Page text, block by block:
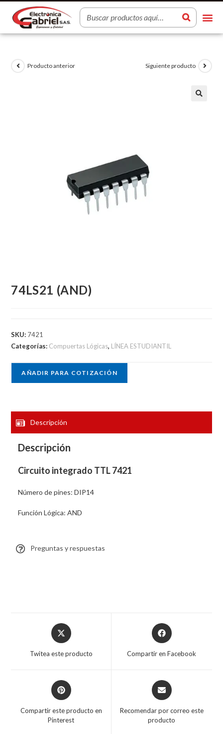
Producto anterior Siguiente producto
74LS21 (AND)
SKU: 7421
Categorías: Compuertas Lógicas, LÍNEA ESTUDIANTIL
AÑADIR PARA COTIZACIÓN
Descripción
Descripción
Circuito integrado TTL 7421
Número de pines: DIP14
Función Lógica: AND
Preguntas y respuestas
Twitea este producto Compartir en Facebook
Compartir este producto en
Pinterest
Recomendar por correo este
producto